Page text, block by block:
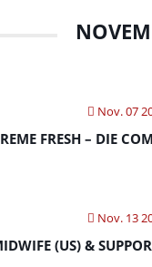
Nov. 07
FRESH – DIE
Nov. 13
(US) &